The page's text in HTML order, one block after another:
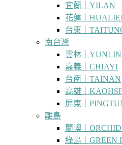
宜蘭｜YILAN
花蓮｜
台東｜
南台灣
雲林｜YUNLIN
嘉義｜CHIAYI
台南｜TAINAN
高雄｜
屏東｜
離島
蘭嶼｜
綠島｜GREEN